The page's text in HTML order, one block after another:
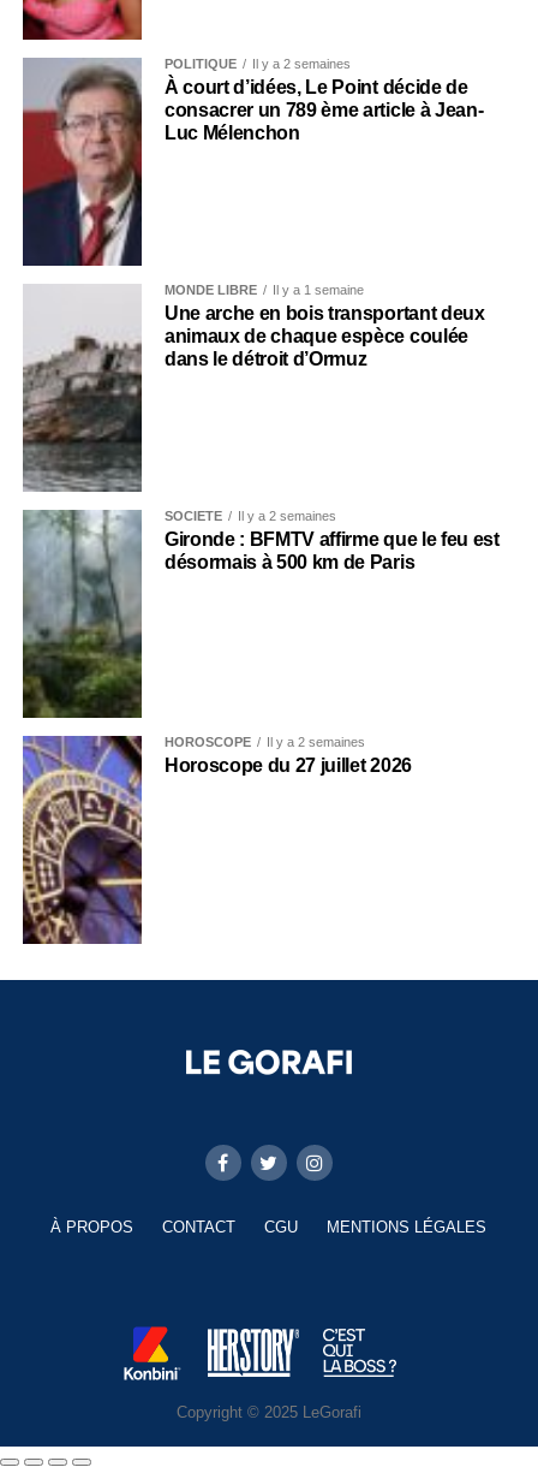
POLITIQUE Il y a 2 semaines
À court d’idées, Le Point décide de
consacrer un 789 ème article à Jean-
Luc Mélenchon
MONDE LIBRE Il y a 1 semaine
Une arche en bois transportant deux
animaux de chaque espèce coulée
dans le détroit d’Ormuz
SOCIÉTÉ Il y a 2 semaines
Gironde : BFMTV affirme que le feu est
désormais à 500 km de Paris
HOROSCOPE Il y a 2 semaines
Horoscope du 27 juillet 2026
À PROPOS CONTACT CGU MENTIONS LÉGALES
Copyright © 2025 LeGorafi